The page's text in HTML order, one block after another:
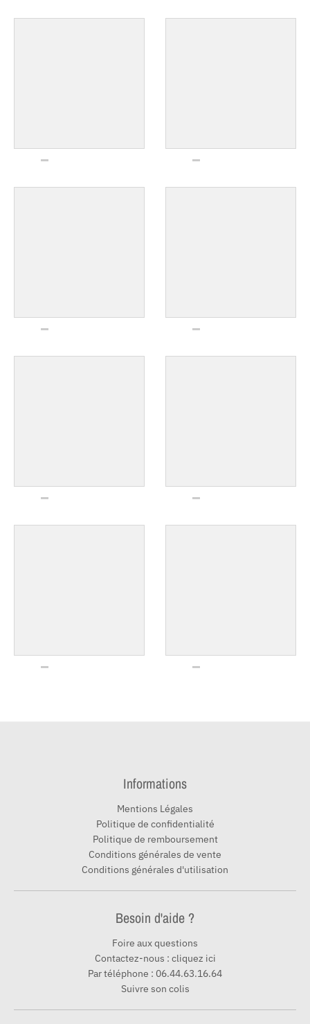
Informations
Mentions Légales
Politique de confidentialité
Politique de remboursement
Conditions générales de vente
Conditions générales d'utilisation
Besoin d'aide ?
Foire aux questions
Contactez-nous : cliquez ici
Par téléphone : 06.44.63.16.64
Suivre son colis